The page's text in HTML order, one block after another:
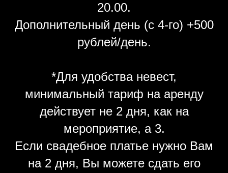
20.00.
Дополнительный день (с 4-го) +500
рублей/день.
*Для удобства невест,
минимальный тариф на аренду
действует не 2 дня, как на
мероприятие, а 3.
Если свадебное платье нужно Вам
на 2 дня, Вы можете сдать его